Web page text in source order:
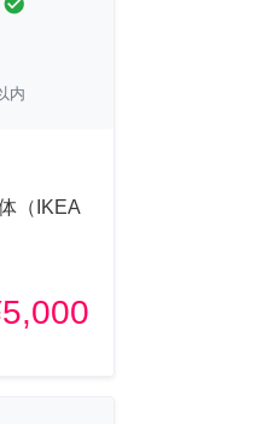
内
（IKEA